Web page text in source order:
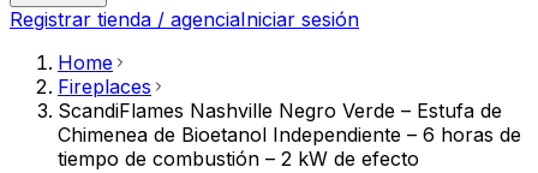
Registrar tienda / agenciaIniciar sesión
Home
Fireplaces
ScandiFlames Nashville Negro Verde – Estufa de
Chimenea de Bioetanol Independiente – 6 horas de
tiempo de combustión – 2 kW de efecto